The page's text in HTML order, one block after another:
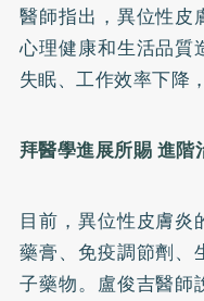
醫師指出，異位性皮
心理健康和生活品質
失眠、工作效率下降
拜醫學進展所賜 進
目前，異位性皮膚
藥膏、免疫調節劑、
子藥物。盧俊吉醫師